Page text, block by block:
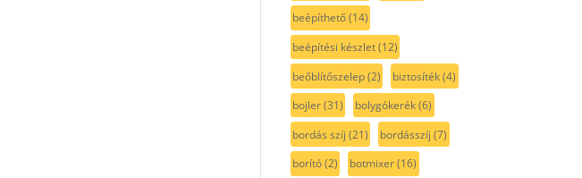
beépíthető(14)
beépítési készlet(12)
beőblítőszelep(2) biztosíték(4)
bojler(31) bolygókerék(6)
bordás szíj (21) bordásszíj (7)
borító(2) botmixer(16)